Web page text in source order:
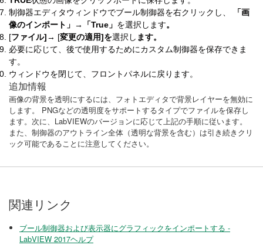
制御器エディタウィンドウでブール制御器を右クリックし、
「画
像のインポート」→「True」 を選択します。
[ファイル]→ [変更の適用]を選択し ます。
必要に応じて、後で使用するためにカスタム制御器を保存できま
す。
ウィンドウを閉じて、フロントパネルに戻ります。
追加情報
画像の背景を透明にするには、フォトエディタで背景レイヤーを無効に
します。 PNGなどの透明度をサポートするタイプでファイルを保存し
ます。次に、LabVIEWのバージョンに応じて上記の手順に従います。
また、制御器のアウトライン全体（透明な背景を含む）は引き続きクリ
ック可能であることに注意してください。
関連リンク
ブール制御器および表示器にグラフィックをインポートする -
LabVIEW 2017ヘルプ